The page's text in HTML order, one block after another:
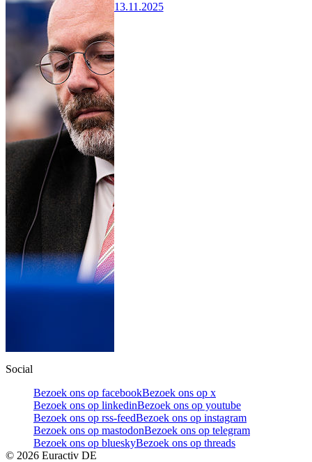
13.11.2025
Social
Bezoek ons op facebookBezoek ons op x
Bezoek ons op linkedinBezoek ons op youtube
Bezoek ons op rss-feedBezoek ons op instagram
Bezoek ons op mastodonBezoek ons op telegram
Bezoek ons op blueskyBezoek ons op threads
© 2026 Euractiv DE